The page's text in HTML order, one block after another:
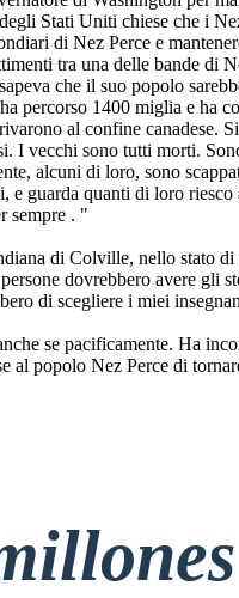
Stati Uniti chiese che i
di Nez Perce e
tra una delle bande
che il suo popolo
percorso 1400 miglia e
al confine canadese.
I vecchi sono tutti morti.
alcuni di loro, sono
guarda quanti di loro
sempre . "
di Colville, nello stato
dovrebbero avere
di scegliere i miei
se pacificamente. Ha
popolo Nez Perce di